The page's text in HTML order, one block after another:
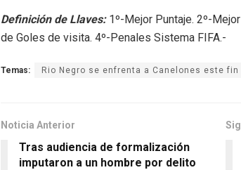
Definición de Llaves:1º-Mejor Puntaje. 2º-
de Goles de visita. 4º-Penales Sistema FIFA.-
Temas: Rio Negro se enfrenta a Canelones este fin
Noticia Anterior
Tras audiencia de formalización
imputaron a un hombre por delito